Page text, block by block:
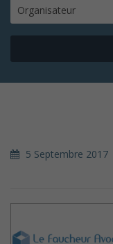
Organisateur
5 Septembre 2017